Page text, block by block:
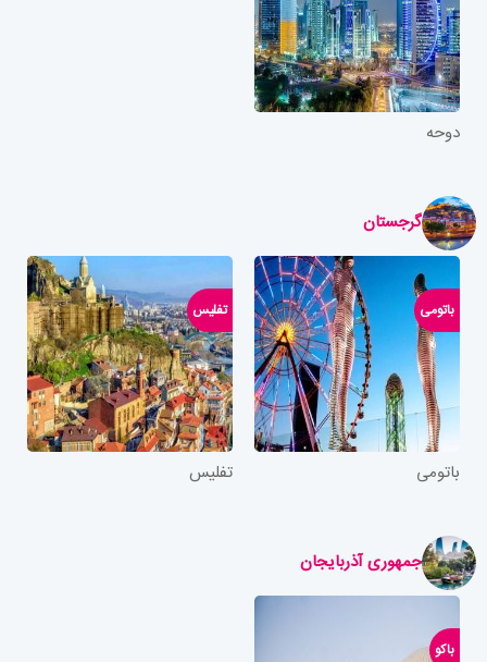
دوحه
گرجستان
باتومی
باتومی
تفلیس
تفلیس
جمهوری آذربایجان
باکو